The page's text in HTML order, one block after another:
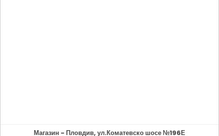
Магазин - Пловдив, ул.Коматевско шосе №196Е